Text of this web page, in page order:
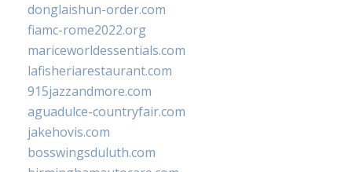
donglaishun-order.com
fiamc-rome2022.org
mariceworldessentials.com
lafisheriarestaurant.com
915jazzandmore.com
aguadulce-countryfair.com
jakehovis.com
bosswingsduluth.com